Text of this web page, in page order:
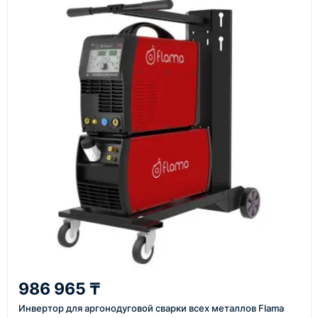
Основные поставки выполняются из России,
Казахстана и Китая — в зависимости от выбранного
поставщика, наличия товара и условий сделки.
Перед отгрузкой товары проходят визуальную
проверку. По запросу клиента мы можем отправить
фото- или видеоотчёт о состоянии товара на
момент отправки.
Срок поставки зависит от наличия товара у
поставщика, города доставки, габаритов груза,
выбранной транспортной компании и условий
маршрута.
Средний срок доставки по большинству
поставок составляет 7–14 дней. По товарам в
более быстрая отправка. Точный срок
менеджер сообщает при расчёте заказа.
986 965 ₸
Инвертор для аргонодуговой сварки всех металлов Flama